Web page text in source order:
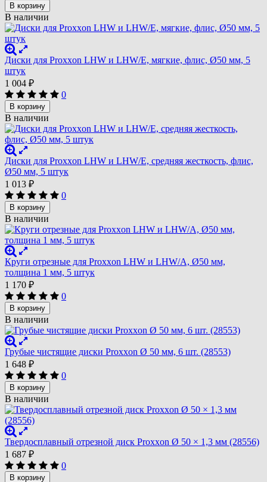
В корзину
В наличии
Диски для Proxxon LHW и LHW/E, мягкие, флис, Ø50 мм, 5
штук
1 004 ₽
0
В корзину
В наличии
Диски для Proxxon LHW и LHW/E, средняя жесткость, флис,
Ø50 мм, 5 штук
1 013 ₽
0
В корзину
В наличии
Круги отрезные для Proxxon LHW и LHW/A, Ø50 мм,
толщина 1 мм, 5 штук
1 170 ₽
0
В корзину
В наличии
Грубые чистящие диски Proxxon Ø 50 мм, 6 шт. (28553)
1 648 ₽
0
В корзину
В наличии
Твердосплавный отрезной диск Proxxon Ø 50 × 1,3 мм (28556)
1 687 ₽
0
В корзину